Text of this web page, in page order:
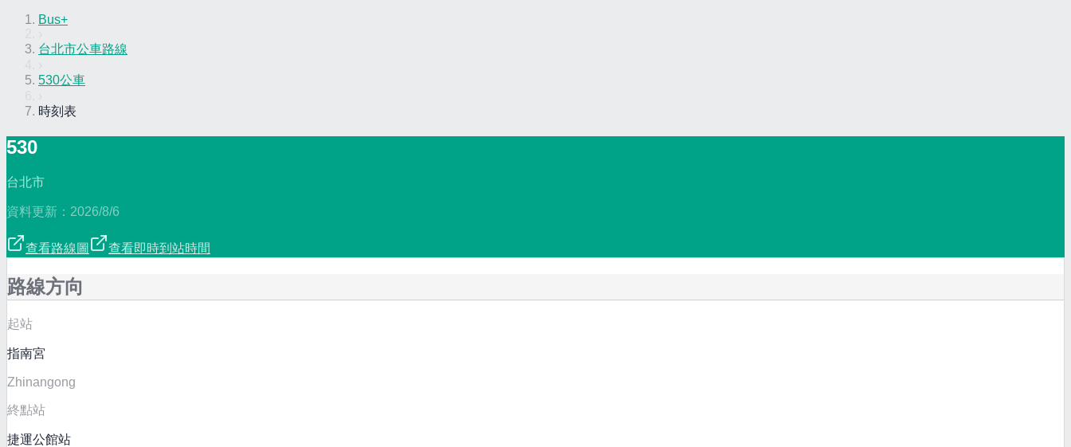
Bus+
台北市公車路線
530公車
時刻表
530
台北市
資料更新： 2026/8/6
查看路線圖 查看即時到站時間
路線方向
起站
指南宮
Zhinangong
終點站
捷運公館站